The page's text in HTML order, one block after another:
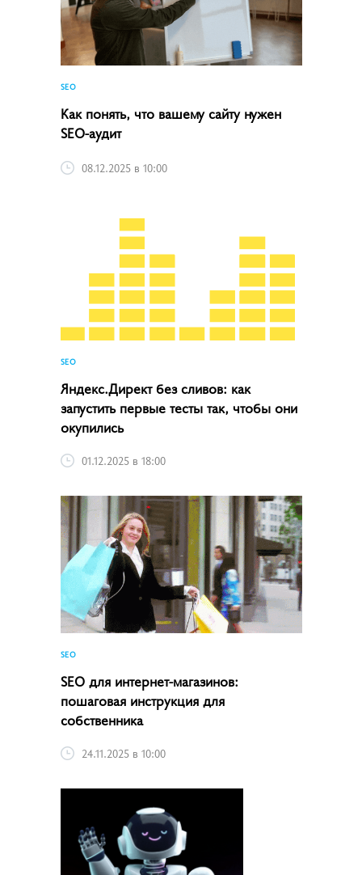
SEO
Как понять, что вашему сайту нужен
SEO-аудит
08.12.2025 в 10:00
SEO
Яндекс.Директ без сливов: как
запустить первые тесты так, чтобы они
окупились
01.12.2025 в 18:00
SEO
SEO для интернет-магазинов:
пошаговая инструкция для
собственника
24.11.2025 в 10:00